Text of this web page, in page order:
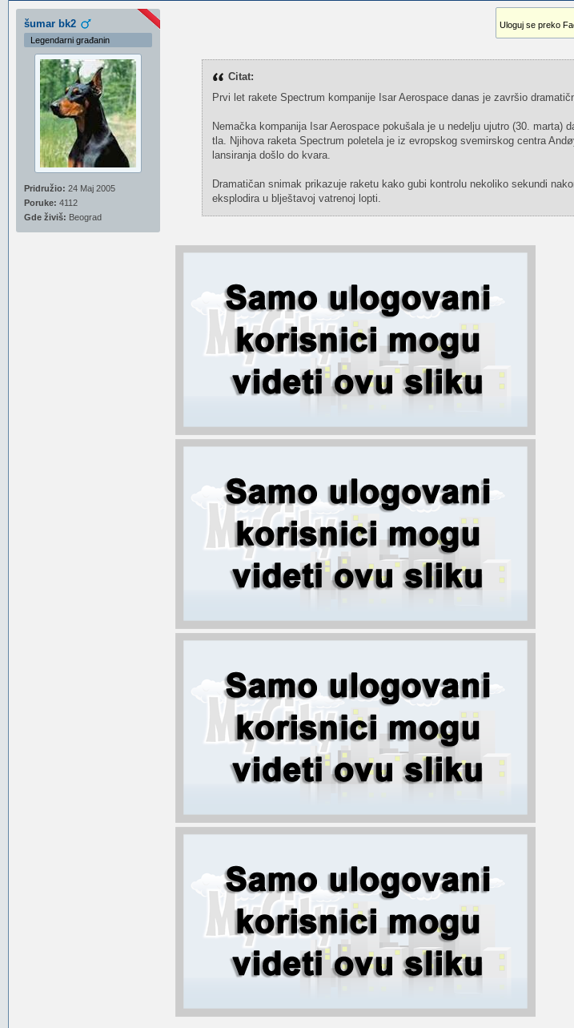
šumar bk2
Legendarni građanin
Pridružio: 24 Maj 2005
Poruke: 4112
Gde živiš: Beograd
Uloguj se preko
Citat:
Prvi let rakete Spectrum kompanije Isar Aerospace danas je završio
Nemačka kompanija Isar Aerospace pokušala je u nedelju ujutro (30. marta)
tla. Njihova raketa Spectrum poletela je iz evropskog svemirskog centra
lansiranja došlo do kvara.
Dramatičan snimak prikazuje raketu kako gubi kontrolu nekoliko sekundi
eksplodira u blještavoj vatrenoj lopti.